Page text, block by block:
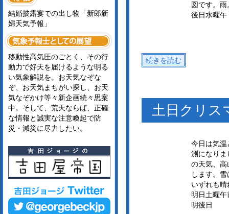
図です。
後日水曜午
続きを読む
土日クリス
今日は気温
測になりま
の天気、高
します。
いずれも
明日土曜
明後日
結婚披露宴での出し物「新郎新
婦天気予報」
移動性高気圧のごとく、その行
動力で好天を届けるような明る
い気象解説を。お天気なぞな
ぞ、お天気まちがい探し、お天
気なぞかけ等々新企画続々思案
中。そして、荒天ならば、正確
な情報と誠実な注意喚起で防
災・減災に尽力したい。